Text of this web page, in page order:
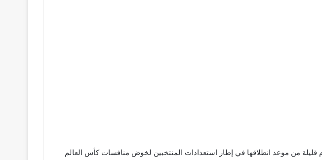
قليلة من موعد انطلاقها في إطار استعدادات المنتخبين لخوض منافسات كأس العالم